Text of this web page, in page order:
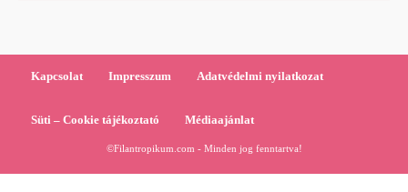
Kapcsolat Impresszum Adatvédelmi nyilatkozat
Süti – Cookie tájékoztató Médiaajánlat
©Filantropikum.com - Minden jog fenntartva!